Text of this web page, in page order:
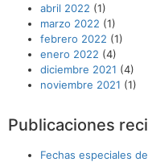
abril 2022 (1)
marzo 2022 (1)
febrero 2022 (1)
enero 2022 (4)
diciembre 2021 (4)
noviembre 2021 (1)
Publicaciones
Fechas especiales